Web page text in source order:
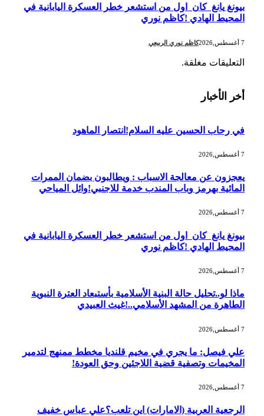
بيونغ يانغ كان اول من استشعر خطر العسكرة اليابانية في
المحيط الهادي !كاظم نوري
كاظم نوري الربيعي
التعليقات مغلقة.
أخر الأخبار
في رحاب الحسين عليه السلام!انتصار الماهود
يعجزون عن معالجة الاسباب : ويطالبون بضمان الممرات
المائية بهرمز وباب المندب خدمة للاجنبي!وائل المياحي
بيونغ يانغ كان اول من استشعر خطر العسكرة اليابانية في
المحيط الهادي !كاظم نوري
ماذا لو..تحليل حالة البنية الأسلامية بأستبعاد العترة النبوية
الطاهرة من المشهد الأسلامي..!غيث العبيدي
علي فيصل: ما يجري في مخيم قلنديا مخطط ممنهج لتدمير
المخيمات وتصفية قضية اللاجئين وحق العودة!
الرجعية العربية (الامارات) اين تلعب؟علي عباس خفيف